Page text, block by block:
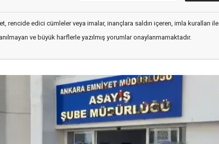
rencide edici cümleler veya imalar, inançlara saldırı içeren, imla kuralları ile
ve büyük harflerle yazılmış yorumlar onaylanmamaktadır.